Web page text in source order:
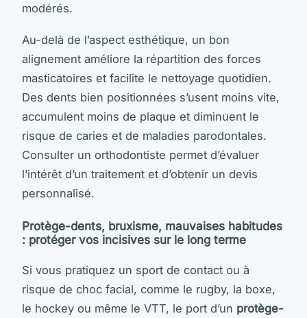
modérés.
Au-delà de l’aspect esthétique, un bon
alignement améliore la répartition des forces
masticatoires et facilite le nettoyage quotidien.
Des dents bien positionnées s’usent moins vite,
accumulent moins de plaque et diminuent le
risque de caries et de maladies parodontales.
Consulter un orthodontiste permet d’évaluer
l’intérêt d’un traitement et d’obtenir un devis
personnalisé.
Protège-dents, bruxisme, mauvaises habitudes
: protéger vos incisives sur le long terme
Si vous pratiquez un sport de contact ou à
risque de choc facial, comme le rugby, la boxe,
le hockey ou même le VTT, le port d’un protège-